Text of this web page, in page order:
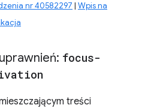
nr 40582297 | Wpis na
focus-
treści